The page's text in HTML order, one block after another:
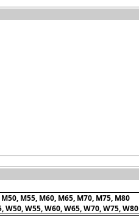
M55, M60, M65, M70, M75, M80
W50, W55, W60, W65, W70, W75, W80